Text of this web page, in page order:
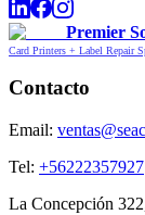
Premier
Card Printers + Label Repair
Contacto
Email:
Tel: +56222357927
La Concepción